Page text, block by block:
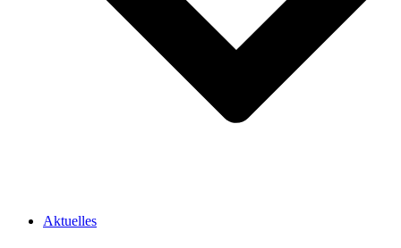
Aktuelles